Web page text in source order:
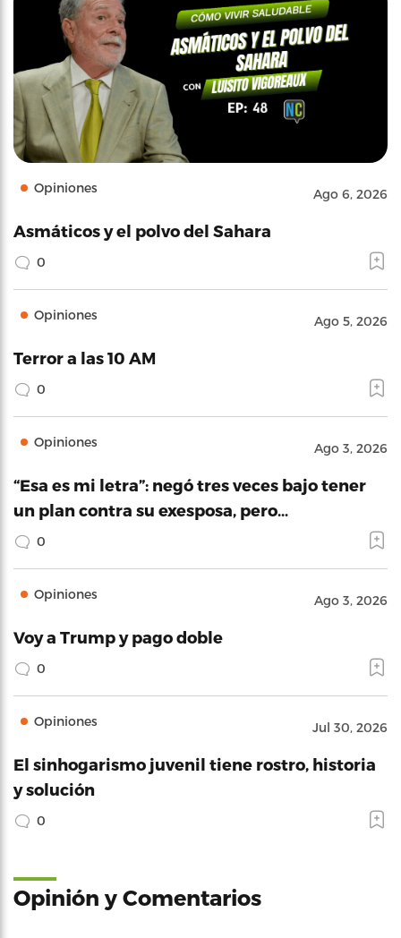
Opiniones Ago 6, 2026
Asmáticos y el polvo del Sahara
0
Opiniones Ago 5, 2026
Terror a las 10 AM
0
Opiniones Ago 3, 2026
“Esa es mi letra”: negó tres veces bajo tener
un plan contra su exesposa, pero…
0
Opiniones Ago 3, 2026
Voy a Trump y pago doble
0
Opiniones Jul 30, 2026
El sinhogarismo juvenil tiene rostro, historia
y solución
0
Opinión y Comentarios